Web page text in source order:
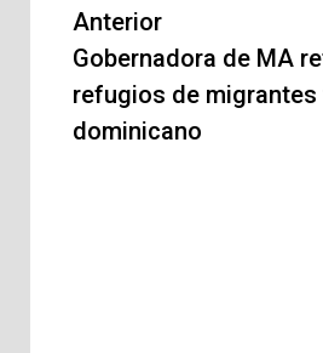
Navegación
de
entradas
Anterior
Gobernadora de MA
refugios de
dominicano